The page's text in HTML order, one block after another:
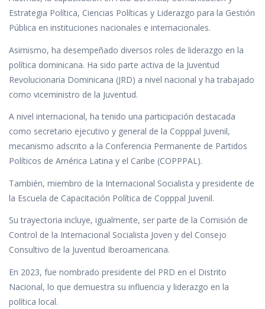
Estrategia Política, Ciencias Políticas y Liderazgo para la Gestión
Pública en instituciones nacionales e internacionales.
Asimismo, ha desempeñado diversos roles de liderazgo en la
política dominicana. Ha sido parte activa de la Juventud
Revolucionaria Dominicana (JRD) a nivel nacional y ha trabajado
como viceministro de la Juventud.
A nivel internacional, ha tenido una participación destacada
como secretario ejecutivo y general de la Copppal Juvenil,
mecanismo adscrito a la Conferencia Permanente de Partidos
Políticos de América Latina y el Caribe (COPPPAL).
También, miembro de la Internacional Socialista y presidente de
la Escuela de Capacitación Política de Copppal Juvenil.
Su trayectoria incluye, igualmente, ser parte de la Comisión de
Control de la Internacional Socialista Joven y del Consejo
Consultivo de la Juventud Iberoamericana.
En 2023, fue nombrado presidente del PRD en el Distrito
Nacional, lo que demuestra su influencia y liderazgo en la
política local.